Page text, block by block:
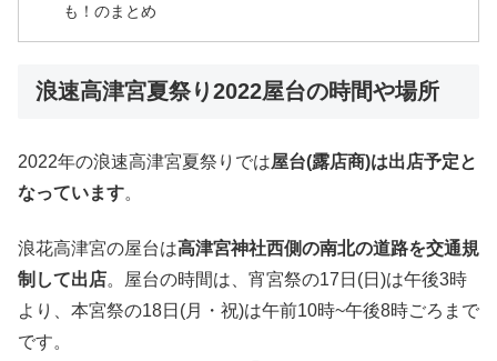
も！のまとめ
浪速高津宮夏祭り2022屋台の時間や場所
2022年の浪速高津宮夏祭りでは屋台(露店商)は出店予定と
なっています。
浪花高津宮の屋台は高津宮神社西側の南北の道路を交通規
制して出店。屋台の時間は、宵宮祭の17日(日)は午後3時
より、本宮祭の18日(月・祝)は午前10時~午後8時ごろまで
です。